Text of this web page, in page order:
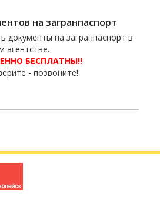
на загранпаспорт
документы на загранпаспорт в
агентстве.
БЕСПЛАТНЫ!!
- позвоните!